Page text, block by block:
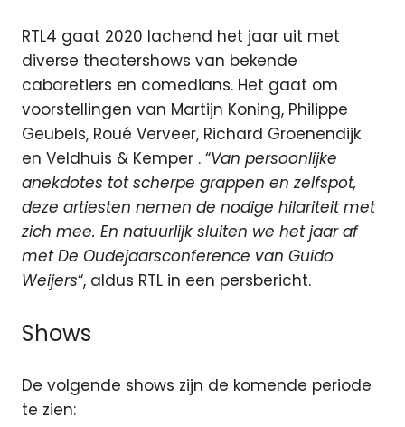
RTL4 gaat 2020 lachend het jaar uit met
diverse theatershows van bekende
cabaretiers en comedians. Het gaat om
voorstellingen van Martijn Koning, Philippe
Geubels, Roué Verveer, Richard Groenendijk
en Veldhuis & Kemper . “Van persoonlijke
anekdotes tot scherpe grappen en zelfspot,
deze artiesten nemen de nodige hilariteit met
zich mee. En natuurlijk sluiten we het jaar af
met De Oudejaarsconference van Guido
Weijers“, aldus RTL in een persbericht.
Shows
De volgende shows zijn de komende periode
te zien: